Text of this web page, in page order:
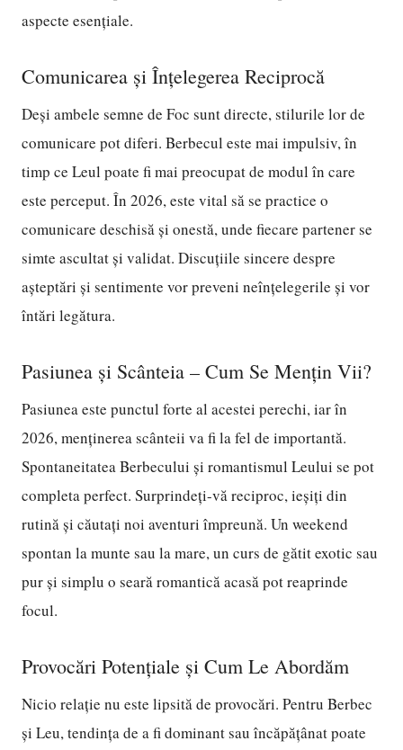
aspecte esențiale.
Comunicarea și Înțelegerea Reciprocă
Deși ambele semne de Foc sunt directe, stilurile lor de
comunicare pot diferi. Berbecul este mai impulsiv, în
timp ce Leul poate fi mai preocupat de modul în care
este perceput. În 2026, este vital să se practice o
comunicare deschisă și onestă, unde fiecare partener se
simte ascultat și validat. Discuțiile sincere despre
așteptări și sentimente vor preveni neînțelegerile și vor
întări legătura.
Pasiunea și Scânteia – Cum Se Mențin Vii?
Pasiunea este punctul forte al acestei perechi, iar în
2026, menținerea scânteii va fi la fel de importantă.
Spontaneitatea Berbecului și romantismul Leului se pot
completa perfect. Surprindeți-vă reciproc, ieșiți din
rutină și căutați noi aventuri împreună. Un weekend
spontan la munte sau la mare, un curs de gătit exotic sau
pur și simplu o seară romantică acasă pot reaprinde
focul.
Provocări Potențiale și Cum Le Abordăm
Nicio relație nu este lipsită de provocări. Pentru Berbec
și Leu, tendința de a fi dominant sau încăpățânat poate